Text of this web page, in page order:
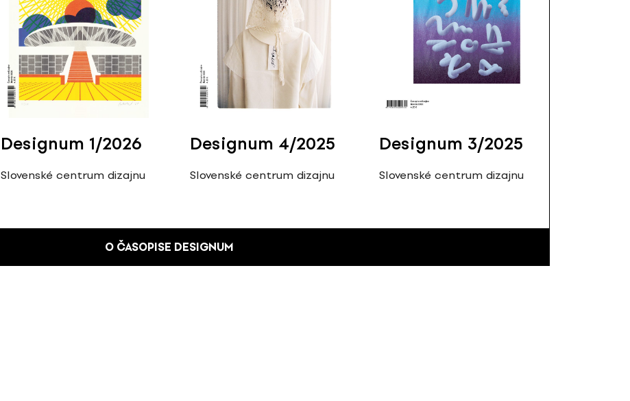
Designum 1/2026
Slovenské centrum dizajnu
Designum 4/2025
Slovenské centrum dizajnu
Designum 3/2025
Slovenské centrum dizajnu
O ČASOPISE DESIGNUM